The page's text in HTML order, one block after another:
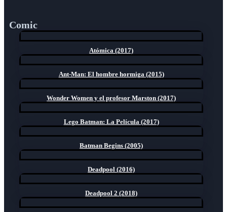
Comic
Atómica (2017)
Ant-Man: El hombre hormiga (2015)
Wonder Women y el profesor Marston (2017)
Lego Batman: La Película (2017)
Batman Begins (2005)
Deadpool (2016)
Deadpool 2 (2018)